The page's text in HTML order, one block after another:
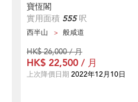
寶恆閣
實用面積 555呎
西半山 般咸道
HK$ 26,000 / 月
HK$ 22,500 / 月
上次降價日期 2022年12月10日